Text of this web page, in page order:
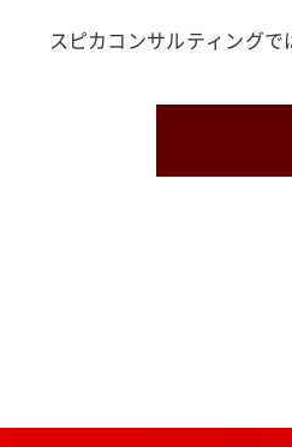
スピカコンサルティング